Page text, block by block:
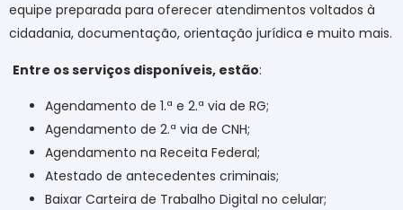
equipe preparada para oferecer atendimentos voltados à
cidadania, documentação, orientação jurídica e muito mais.
Entre os serviços disponíveis, estão:
Agendamento de 1.ª e 2.ª via de RG;
Agendamento de 2.ª via de CNH;
Agendamento na Receita Federal;
Atestado de antecedentes criminais;
Baixar Carteira de Trabalho Digital no celular;